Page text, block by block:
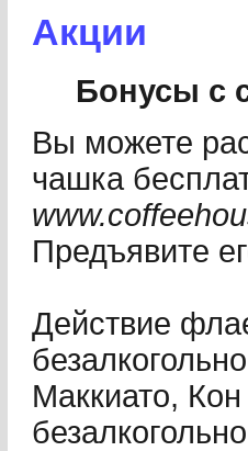
Акции
Бонусы с
Вы можете
чашка
Предъявите
Действие
Маккиато,